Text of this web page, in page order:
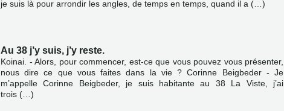
je suis là pour arrondir les angles, de temps en temps, quand il a (…)
Au 38 j’y suis, j’y reste.
Koinai. - Alors, pour commencer, est-ce que vous pouvez vous présenter,
nous dire ce que vous faites dans la vie ? Corinne Beigbeder - Je
m’appelle Corinne Beigbeder, je suis habitante au 38 La Viste, j’ai
trois (…)